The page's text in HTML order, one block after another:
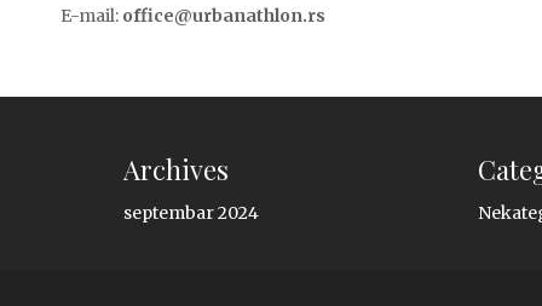
E-mail: office@urbanathlon.rs
Archives
septembar 2024